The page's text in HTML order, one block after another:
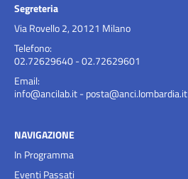
Segreteria
Via Rovello 2, 20121 Milano
Telefono:
02.72629640 - 02.72629601
Email:
info@ancilab.it- posta@anci.lombardia.it
NAVIGAZIONE
In Programma
Eventi Passati